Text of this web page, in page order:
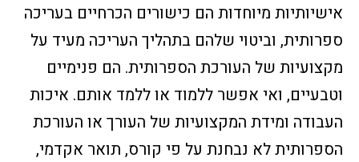
אישיותיות מיוחדות הם כישורים הכרחיים בעריכה
ספרותית, וביטוי שלהם בתהליך העריכה מעיד על
מקצועיות של העורכת הספרותית. הם פנימיים
וטבעיים, ואי אפשר ללמוד או ללמד אותם. איכות
העבודה ומידת המקצועיות של העורך או העורכת
הספרותית לא נבחנת על פי קורס, תואר אקדמי,